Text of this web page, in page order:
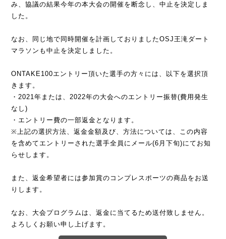
み、協議の結果今年の本大会の開催を断念し、中止を決定しま
した。
なお、同じ地で同時開催を計画しておりましたOSJ王滝ダート
マラソンも中止を決定しました。
ONTAKE100エントリー頂いた選手の方々には、以下を選択頂
きます。
・2021年または、2022年の大会へのエントリー振替(費用発生
なし)
・エントリー費の一部返金となります。
※上記の選択方法、返金金額及び、方法については、この内容
を含めてエントリーされた選手全員にメール(6月下旬)にてお知
らせします。
また、返金希望者には参加賞のコンプレスポーツの商品をお送
りします。
なお、大会プログラムは、返金に当てるため送付致しません。
よろしくお願い申し上げます。